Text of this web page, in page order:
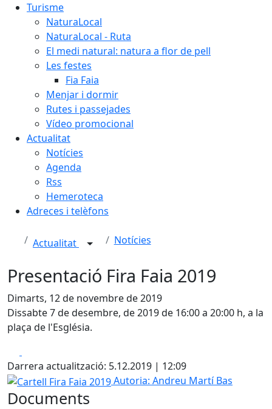
Turisme
NaturaLocal
NaturaLocal - Ruta
El medi natural: natura a flor de pell
Les festes
Fia Faia
Menjar i dormir
Rutes i passejades
Vídeo promocional
Actualitat
Notícies
Agenda
Rss
Hemeroteca
Adreces i telèfons
Actualitat Notícies
Presentació Fira Faia 2019
Dimarts, 12 de novembre de 2019
Dissabte 7 de desembre, de 2019 de 16:00 a 20:00 h, a la
plaça de l'Església.
Darrera actualització: 5.12.2019 | 12:09
Cartell Fira Faia 2019
Autoria: Andreu Martí Bas
Documents